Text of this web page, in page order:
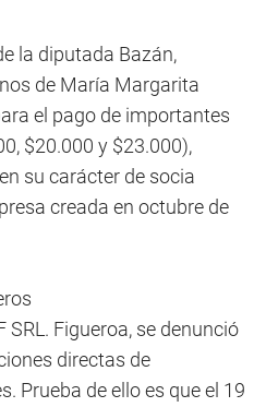
la diputada Bazán,
de María Margarita
el pago de importantes
$20.000 y $23.000),
su carácter de socia
creada en octubre de
SRL. Figueroa, se denunció
directas de
Prueba de ello es que el 19